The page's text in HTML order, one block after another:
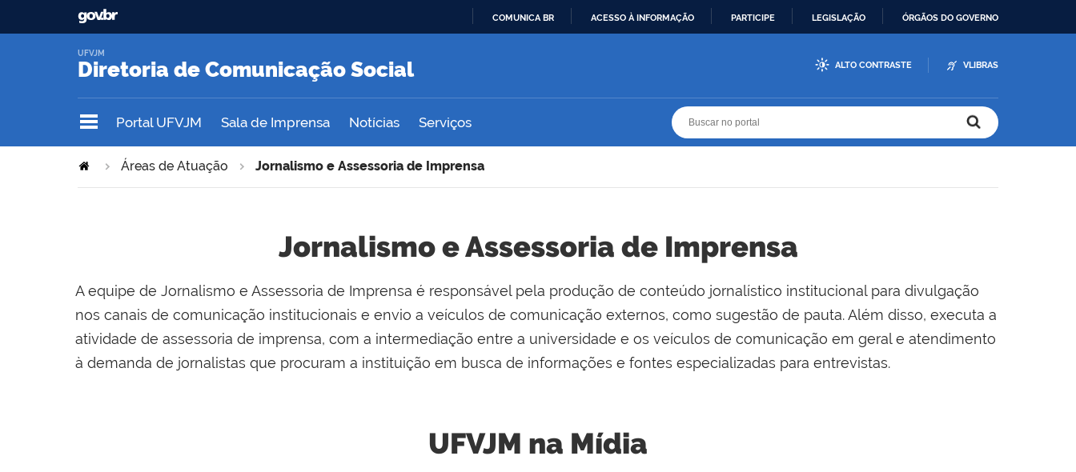
COMUNICA BR ACESSO À INFORMAÇÃO PARTICIPE LEGISLAÇÃO ÓRGÃOS DO GOVERNO
Diretoria de Comunicação Social
UFVJM
ALTO CONTRASTE VLIBRAS
Portal UFVJM Sala de Imprensa Notícias Serviços
Áreas de Atuação Jornalismo e Assessoria de Imprensa
Jornalismo e Assessoria de Imprensa
A equipe de Jornalismo e Assessoria de Imprensa é responsável pela produção de conteúdo jornalístico institucional para divulgação
nos canais de comunicação institucionais e envio a veículos de comunicação externos, como sugestão de pauta. Além disso, executa a
atividade de assessoria de imprensa, com a intermediação entre a universidade e os veículos de comunicação em geral e atendimento
à demanda de jornalistas que procuram a instituição em busca de informações e fontes especializadas para entrevistas.
UFVJM na Mídia